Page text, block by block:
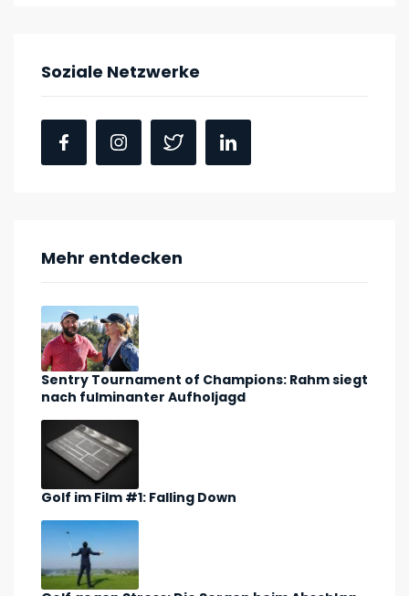
Soziale Netzwerke
Mehr entdecken
Sentry Tournament of Champions: Rahm siegt
nach fulminanter Aufholjagd
Golf im Film #1: Falling Down